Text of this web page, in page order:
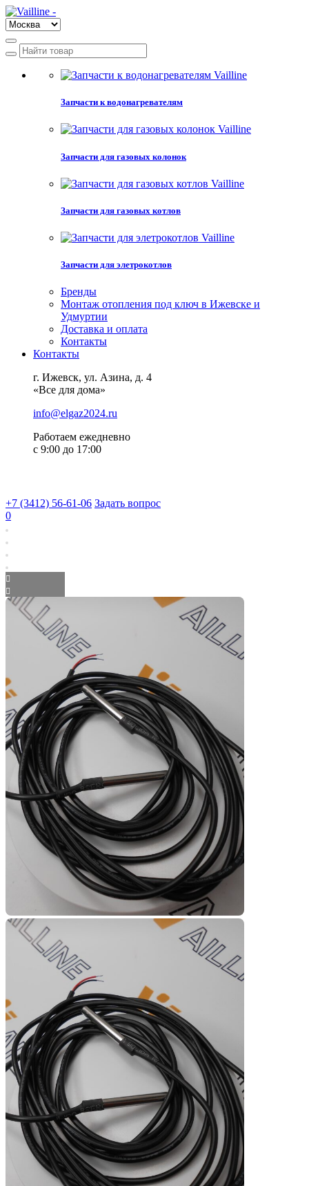
Запчасти к водонагревателям
Запчасти для газовых колонок
Запчасти для газовых котлов
Запчасти для элетрокотлов
Бренды
Монтаж отопления под ключ в Ижевске и
Удмуртии
Доставка и оплата
Контакты
Контакты
г. Ижевск, ул. Азина, д. 4
«Все для дома»
info@elgaz2024.ru
Работаем eжедневно
с 9:00 до 17:00
+7 (3412) 56-61-06 Задать вопрос
0